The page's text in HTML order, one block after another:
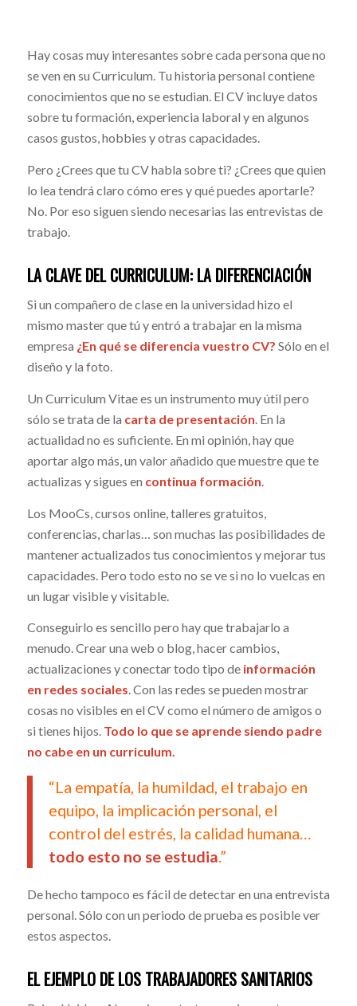
Hay cosas muy interesantes sobre cada persona que no
se ven en su Curriculum. Tu historia personal contiene
conocimientos que no se estudian. El CV incluye datos
sobre tu formación, experiencia laboral y en algunos
casos gustos, hobbies y otras capacidades.
Pero ¿Crees que tu CV habla sobre ti? ¿Crees que quien
lo lea tendrá claro cómo eres y qué puedes aportarle?
No. Por eso siguen siendo necesarias las entrevistas de
trabajo.
LA CLAVE DEL CURRICULUM: LA DIFERENCIACIÓN
Si un compañero de clase en la universidad hizo el
mismo master que tú y entró a trabajar en la misma
empresa ¿En qué se diferencia vuestro CV? Sólo en el
diseño y la foto.
Un Curriculum Vitae es un instrumento muy útil pero
sólo se trata de la carta de presentación. En la
actualidad no es suficiente. En mi opinión, hay que
aportar algo más, un valor añadido que muestre que te
actualizas y sigues en continua formación.
Los MooCs, cursos online, talleres gratuitos,
conferencias, charlas… son muchas las posibilidades de
mantener actualizados tus conocimientos y mejorar tus
capacidades. Pero todo esto no se ve si no lo vuelcas en
un lugar visible y visitable.
Conseguirlo es sencillo pero hay que trabajarlo a
menudo. Crear una web o blog, hacer cambios,
actualizaciones y conectar todo tipo de información
en redes sociales. Con las redes se pueden mostrar
cosas no visibles en el CV como el número de amigos o
si tienes hijos. Todo lo que se aprende siendo padre
no cabe en un curriculum.
“La empatía, la humildad, el trabajo en
equipo, la implicación personal, el
control del estrés, la calidad humana…
todo esto no se estudia.”
De hecho tampoco es fácil de detectar en una entrevista
personal. Sólo con un periodo de prueba es posible ver
estos aspectos.
EL EJEMPLO DE LOS TRABAJADORES SANITARIOS